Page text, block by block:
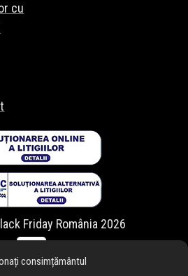
consimțământul
cu
Friday România 2026